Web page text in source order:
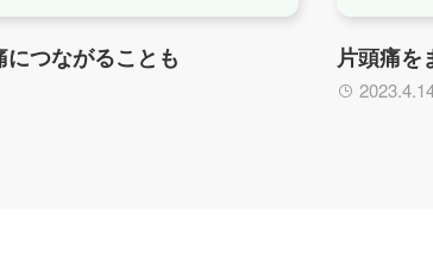
つながることも 片頭痛を